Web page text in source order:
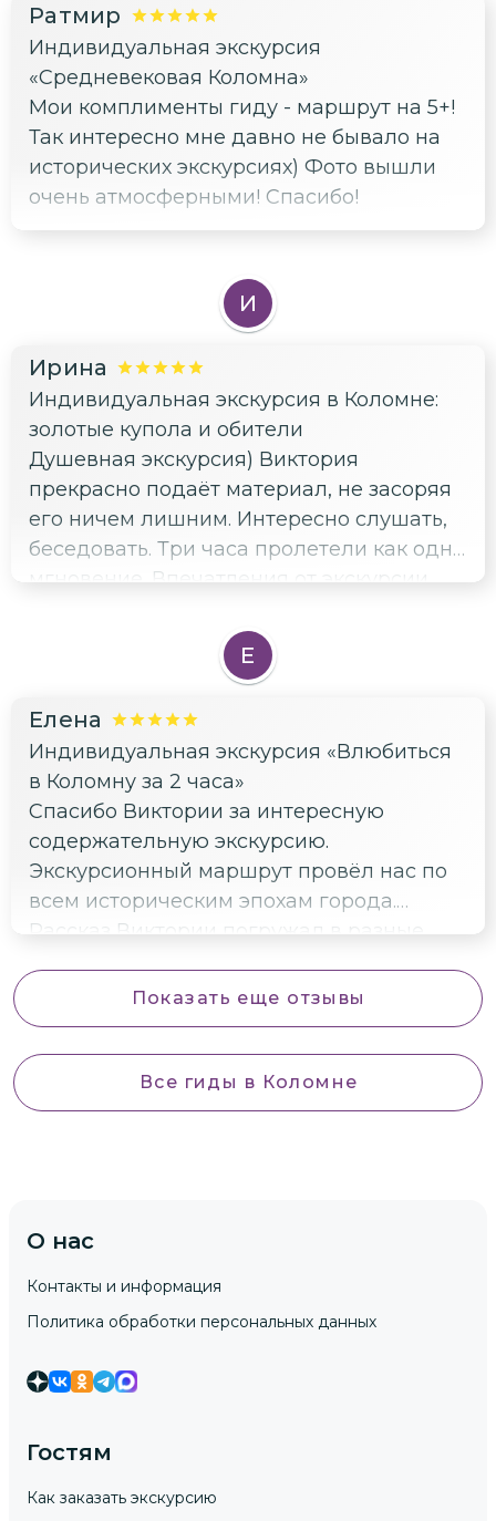
качестве проводника в исторический
мир города)
Ратмир
Индивидуальная экскурсия
«Средневековая Коломна»
Мои комплименты гиду - маршрут на 5+!
Так интересно мне давно не бывало на
исторических экскурсиях) Фото вышли
очень атмосферными! Спасибо!
И
Ирина
Индивидуальная экскурсия в Коломне:
золотые купола и обители
Душевная экскурсия) Виктория
прекрасно подаёт материал, не засоряя
его ничем лишним. Интересно слушать,
беседовать. Три часа пролетели как одно
мгновение. Впечатления от экскурсии
Е
Елена
Индивидуальная экскурсия «Влюбиться
в Коломну за 2 часа»
Спасибо Виктории за интересную
содержательную экскурсию.
Экскурсионный маршрут провёл нас по
всем историческим эпохам города.
Рассказ Виктории погружал в разные
Показать еще отзывы
Все гиды в Коломне
О нас
Контакты и информация
Политика обработки персональных данных
Гостям
Как заказать экскурсию